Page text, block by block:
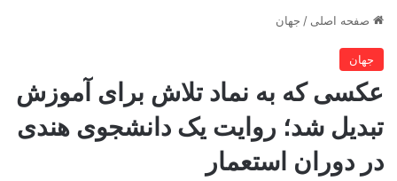
صفحه اصلی / جهان
جهان
عکسی که به نماد تلاش برای آموزش
تبدیل شد؛ روایت یک دانشجوی هندی
در دوران استعمار